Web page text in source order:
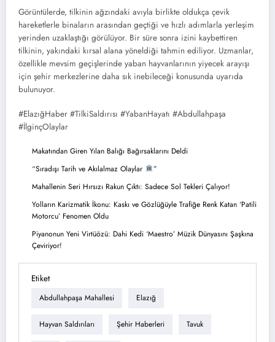
Görüntülerde, tilkinin ağzındaki avıyla birlikte oldukça çevik
hareketlerle binaların arasından geçtiği ve hızlı adımlarla yerleşim
yerinden uzaklaştığı görülüyor. Bir süre sonra izini kaybettiren
tilkinin, yakındaki kırsal alana yöneldiği tahmin ediliyor. Uzmanlar,
özellikle mevsim geçişlerinde yaban hayvanlarının yiyecek arayışı
için şehir merkezlerine daha sık inebileceği konusunda uyarıda
bulunuyor.
#ElazığHaber #TilkiSaldırısı #YabanHayatı #Abdullahpaşa
#İlginçOlaylar
Makatından Giren Yılan Balığı Bağırsaklarını Deldi
“Sıradışı Tarih ve Akılalmaz Olaylar
”
Mahallenin Seri Hırsızı Rakun Çıktı: Sadece Sol Tekleri Çalıyor!
Yolların Karizmatik İkonu: Kaskı ve Gözlüğüyle Trafiğe Renk Katan ‘Patili
Motorcu’ Fenomen Oldu
Piyanonun Yeni Virtüözü: Dahi Kedi ‘Maestro’ Müzik Dünyasını Şaşkına
Çeviriyor!
Etiket
Abdullahpaşa Mahallesi Elazığ
Hayvan Saldırıları Şehir Haberleri Tavuk